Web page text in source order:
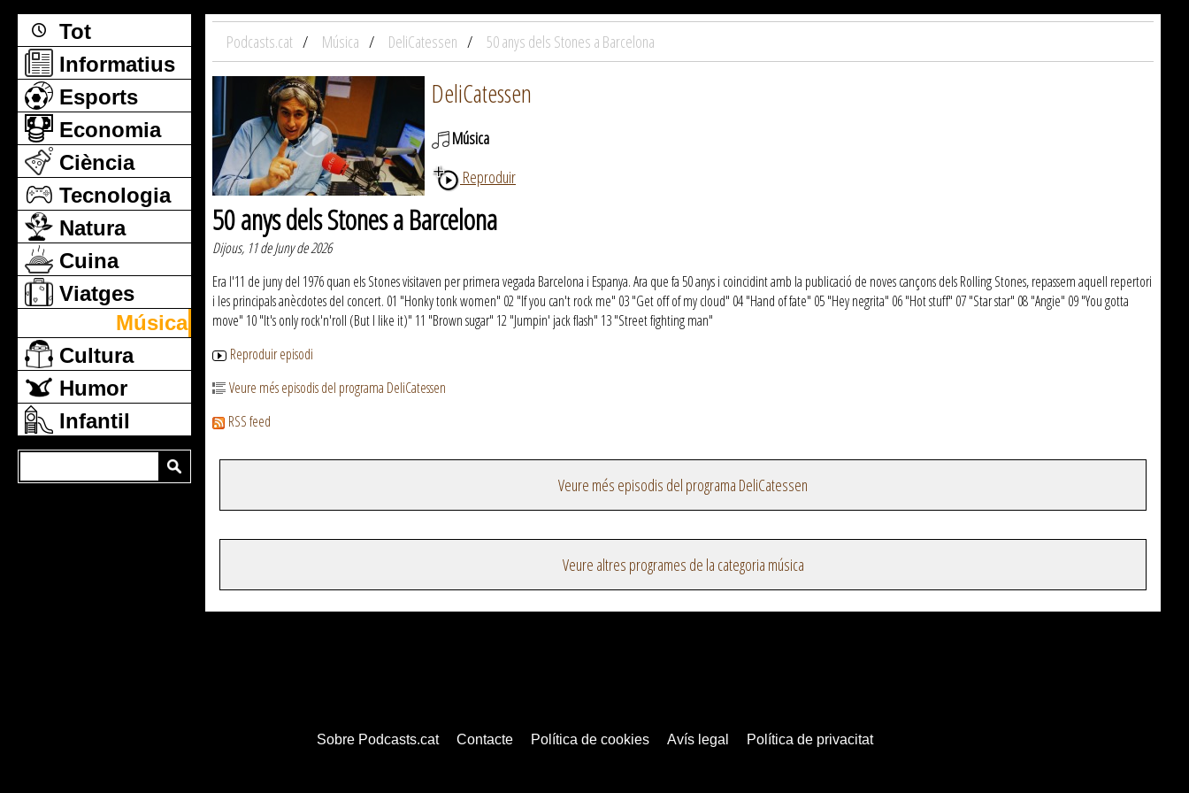
Tot
Informatius
Esports
Economia
Ciència
Tecnologia
Natura
Cuina
Viatges
Música
Cultura
Humor
Infantil
Podcasts.cat Música DeliCatessen 50 anys dels Stones a Barcelona
DeliCatessen
Música
Reproduir
50 anys dels Stones a Barcelona
Dijous, 11 de Juny de 2026
Era l'11 de juny del 1976 quan els Stones visitaven per primera vegada Barcelona i Espanya. Ara que fa 50 anys i coincidint amb la publicació de noves cançons dels Rolling Stones, repassem aquell repertori
i les principals anècdotes del concert. 01 "Honky tonk women" 02 "If you can't rock me" 03 "Get off of my cloud" 04 "Hand of fate" 05 "Hey negrita" 06 "Hot stuff" 07 "Star star" 08 "Angie" 09 "You gotta
move" 10 "It's only rock'n'roll (But I like it)" 11 "Brown sugar" 12 "Jumpin' jack flash" 13 "Street fighting man"
Reproduir episodi
Veure més episodis del programa DeliCatessen
RSS feed
Veure més episodis del programa DeliCatessen
Veure altres programes de la categoria música
Sobre Podcasts.cat Contacte Política de cookies Avís legal Política de privacitat